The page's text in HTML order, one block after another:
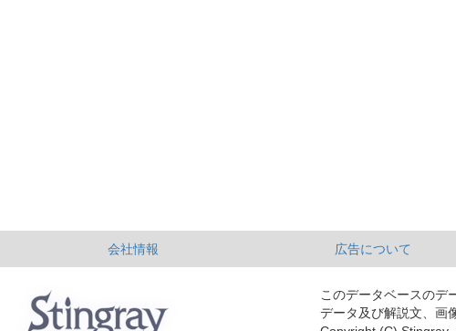
会社情報 広告について
このデータベースのデ
データ及び解説文、画